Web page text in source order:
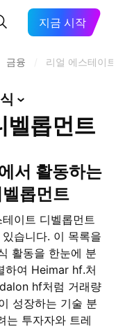
지금 시작
금융 리얼 에스테이
벨롭먼트
롭먼트
이트 디벨롭먼트
습니다. 이 목록을
활동을 한눈에 분
하여 Heimar hf.처
hf처럼 거래량
성장하는 기술 분
는 투자자와 트레